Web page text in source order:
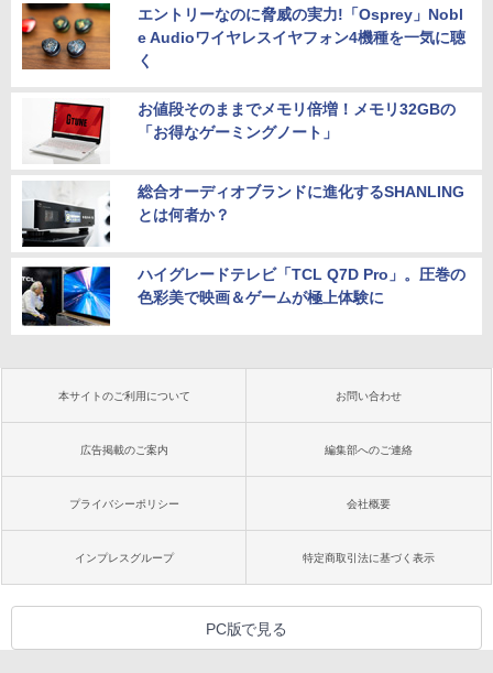
エントリーなのに脅威の実力!「Osprey」Nobl
e Audioワイヤレスイヤフォン4機種を一気に聴
く
お値段そのままでメモリ倍増！メモリ32GBの
「お得なゲーミングノート」
総合オーディオブランドに進化するSHANLING
とは何者か？
ハイグレードテレビ「TCL Q7D Pro」。圧巻の
色彩美で映画＆ゲームが極上体験に
本サイトのご利用について お問い合わせ
広告掲載のご案内 編集部へのご連絡
プライバシーポリシー 会社概要
インプレスグループ 特定商取引法に基づく表示
PC版で見る